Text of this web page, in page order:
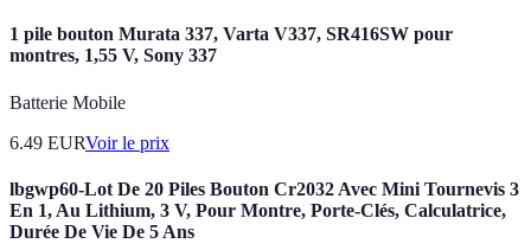
1 pile bouton Murata 337, Varta V337, SR416SW pour
montres, 1,55 V, Sony 337
Batterie Mobile
6.49 EURVoir le prix
lbgwp60-Lot De 20 Piles Bouton Cr2032 Avec Mini Tournevis 3
En 1, Au Lithium, 3 V, Pour Montre, Porte-Clés, Calculatrice,
Durée De Vie De 5 Ans